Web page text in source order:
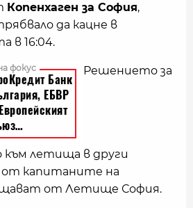
Копенхаген за София,
да кацне в
в 16:04.
Решението за
към летища в други
от капитаните на
от Летище София.